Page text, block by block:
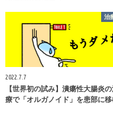
治
2022.7.7
【世界初の試み】潰瘍性大腸炎
療で「オルガノイド」を患部に